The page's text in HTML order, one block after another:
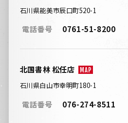
石川県能美市辰口町520-1
電話番号 0761-51-8200
北国書林 松任店 MAP
石川県白山市幸明町180-1
電話番号 076-274-8511